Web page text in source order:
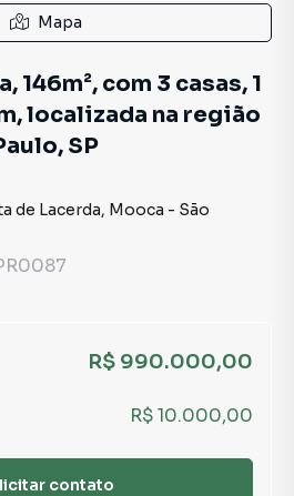
Mapa
146m², com 3 casas, 1
localizada na região
SP
de Lacerda, Mooca - São
R$ 990.000,00
R$ 10.000,00
contato